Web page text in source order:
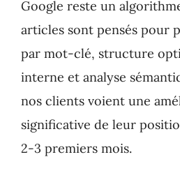
Google reste un
articles sont pensés pour
par mot-clé, structure
interne et analyse
nos clients voient une
significative de leur
2-3 premiers mois.